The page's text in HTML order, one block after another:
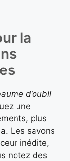
la
d’oubli
une
plus
Les savons
inédite,
notez des